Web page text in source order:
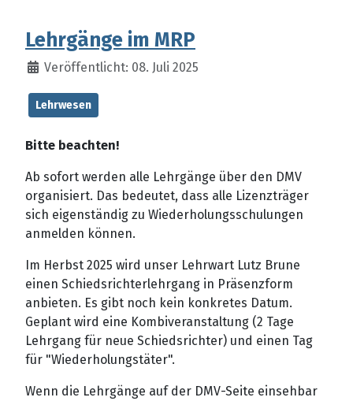
Lehrgänge im MRP
Veröffentlicht: 08. Juli 2025
Lehrwesen
Bitte beachten!
Ab sofort werden alle Lehrgänge über den DMV
organisiert. Das bedeutet, dass alle Lizenzträger
sich eigenständig zu Wiederholungsschulungen
anmelden können.
Im Herbst 2025 wird unser Lehrwart Lutz Brune
einen Schiedsrichterlehrgang in Präsenzform
anbieten. Es gibt noch kein konkretes Datum.
Geplant wird eine Kombiveranstaltung (2 Tage
Lehrgang für neue Schiedsrichter) und einen Tag
für "Wiederholungstäter".
Wenn die Lehrgänge auf der DMV-Seite einsehbar